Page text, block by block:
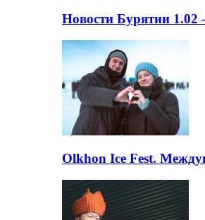
Новости Бурятии 1.02
Olkhon Ice Fest.